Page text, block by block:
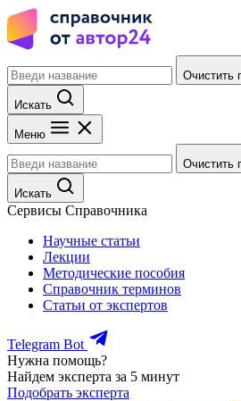
Очистить
Искать
Меню
Очистить
Искать
Сервисы Справочника
Научные статьи
Лекции
Методические пособия
Справочник терминов
Статьи от экспертов
Telegram Bot
Нужна помощь?
Найдем эксперта за 5 минут
Подобрать эксперта